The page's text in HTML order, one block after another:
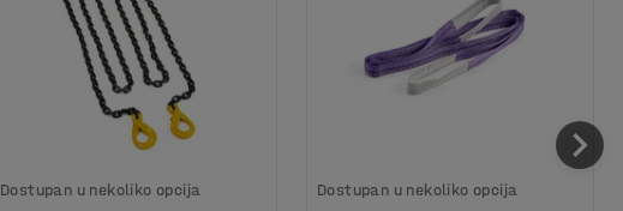
Dostupan u nekoliko opcija Dostupan u nekoliko opcija